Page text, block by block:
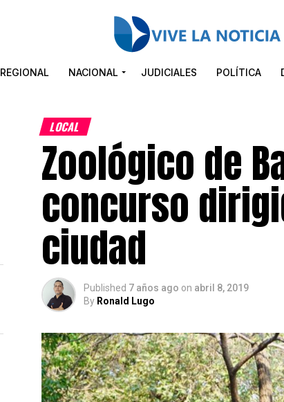
REGIONAL NACIONAL JUDICIALES POLÍTICA
LOCAL
Zoológico de
concurso
ciudad
Published 7 años ago on abril 8, 2019
By Ronald Lugo